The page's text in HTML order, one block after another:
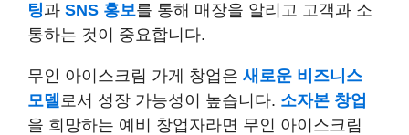
팅과 SNS 홍보를 통해 매장을 알리고 고객과 소
통하는 것이 중요합니다.
무인 아이스크림 가게 창업은 새로운 비즈니스
모델로서 성장 가능성이 높습니다. 소자본 창업
을 희망하는 예비 창업자라면 무인 아이스크림